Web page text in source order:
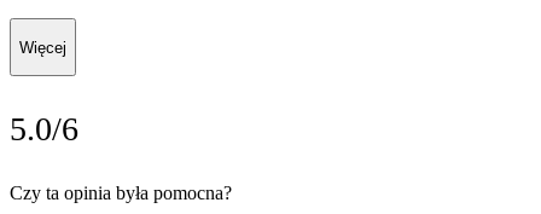
Więcej
5.0/6
Czy ta opinia była pomocna?